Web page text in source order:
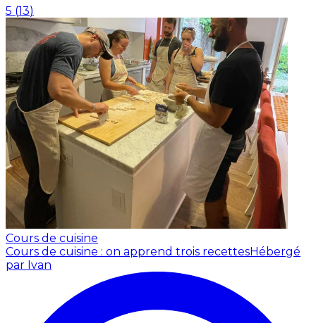
5 (13)
Cours de cuisine
Cours de cuisine : on apprend trois recettesHébergé
par Ivan